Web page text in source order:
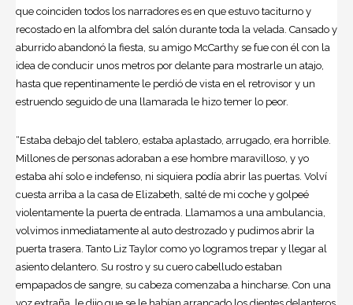
que coinciden todos los narradores es en que estuvo taciturno y
recostado en la alfombra del salón durante toda la velada. Cansado y
aburrido abandonó la fiesta, su amigo McCarthy se fue con él con la
idea de conducir unos metros por delante para mostrarle un atajo,
hasta que repentinamente le perdió de vista en el retrovisor y un
estruendo seguido de una llamarada le hizo temer lo peor.
“Estaba debajo del tablero, estaba aplastado, arrugado, era horrible.
Millones de personas adoraban a ese hombre maravilloso, y yo
estaba ahí solo e indefenso, ni siquiera podía abrir las puertas. Volví
cuesta arriba a la casa de Elizabeth, salté de mi coche y golpeé
violentamente la puerta de entrada. Llamamos a una ambulancia,
volvimos inmediatamente al auto destrozado y pudimos abrir la
puerta trasera. Tanto Liz Taylor como yo logramos trepar y llegar al
asiento delantero. Su rostro y su cuero cabelludo estaban
empapados de sangre, su cabeza comenzaba a hincharse. Con una